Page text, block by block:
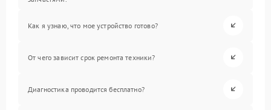
Как я узнаю, что мое устройство готово?
От чего зависит срок ремонта техники?
Диагностика проводится бесплатно?